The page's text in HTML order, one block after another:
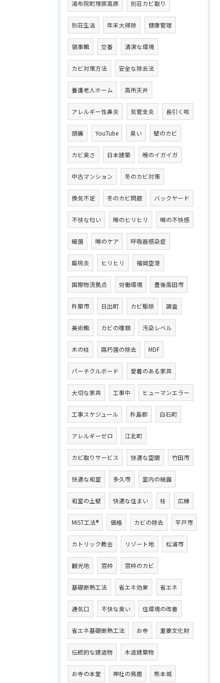
湯布院町塚原高原 別荘カビ取り
別荘生活 年末大掃除 健康管理
領事館 交番 清潔な環境
カビ対策方法 安全な除去法
養護老人ホーム 高所天井
アレルギー性鼻炎 気管支炎 長引く咳
頭痛 YouTube 臭い 壁のカビ
カビ臭さ 日本建築 喉のイガイガ
中古マンション 冬のカビ対策
換気不足 冬のカビ問題 バックヤード
不快な匂い 喉のヒリヒリ 喉の不快感
細菌 喉のケア 呼吸器感染症
扁桃炎 ヒリヒリ 福岡空港
国際物流拠点 労働環境 豊後高田市
杵築市 日出町 カビ駆除 調査
美術館 カビの種類 汚染レベル
木の柱 腐朽菌の除去 MDF
パーチクルボード 愛着のある家具
大切な家具 工事中 ヒューマンエラー
工事スケジュール 杵島郡 白石町
アレルギーゼロ 江北町
カビ取りサービス 快適な空間 竹田市
快適な和室 多久市 室内の結露
和室の土壁 快適な住まい 柱 広縁
MIST工法® 価格 カビの除去 平戸市
カトリック教会 リゾート地 松浦市
観光地 窓枠 窓枠のカビ
基礎断熱工法 省エネ効果 省エネ
通気口 不快な臭い 住環境の改善
省エネ基礎断熱工法 お寺 重要文化財
伝統的な建造物 木造建築物
お寺の本堂 神社の鳥居 熊本城